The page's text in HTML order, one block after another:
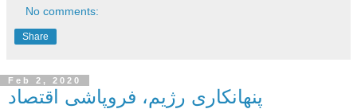
No comments:
Share
Feb 2, 2020
پنهانکاری رژیم، فروپاشی اقتصاد